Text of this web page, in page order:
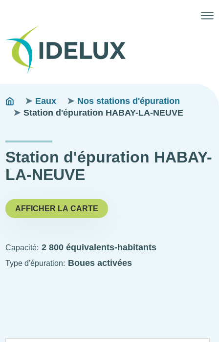
Fils
d'ariane
You
are
Eaux
Nos stations d'épuration
Station d'épuration HABAY-LA-NEUVE
Station d'épuration HABAY-
LA-NEUVE
AFFICHER LA CARTE
visitable
Capacité 2 800 équivalents-habitants
Type d'épuration Boues activées